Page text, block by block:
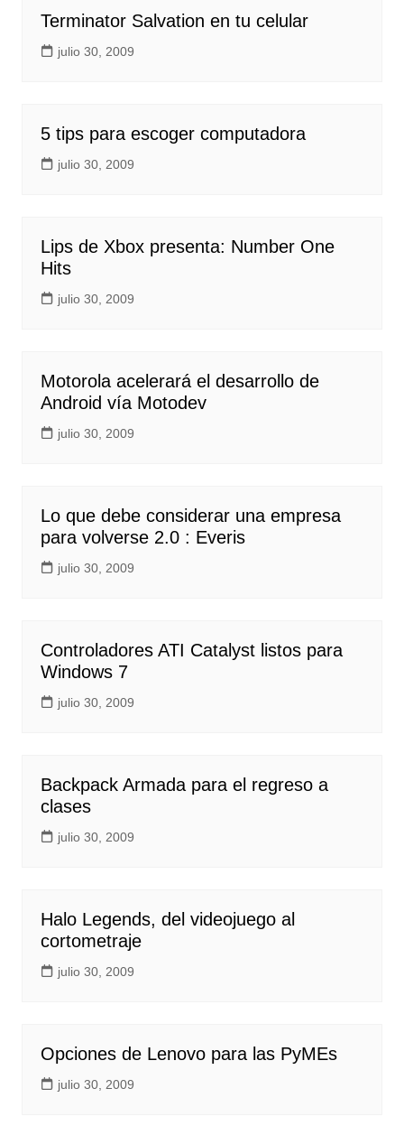
Terminator Salvation en tu celular
julio 30, 2009
5 tips para escoger computadora
julio 30, 2009
Lips de Xbox presenta: Number One
Hits
julio 30, 2009
Motorola acelerará el desarrollo de
Android vía Motodev
julio 30, 2009
Lo que debe considerar una empresa
para volverse 2.0 : Everis
julio 30, 2009
Controladores ATI Catalyst listos para
Windows 7
julio 30, 2009
Backpack Armada para el regreso a
clases
julio 30, 2009
Halo Legends, del videojuego al
cortometraje
julio 30, 2009
Opciones de Lenovo para las PyMEs
julio 30, 2009